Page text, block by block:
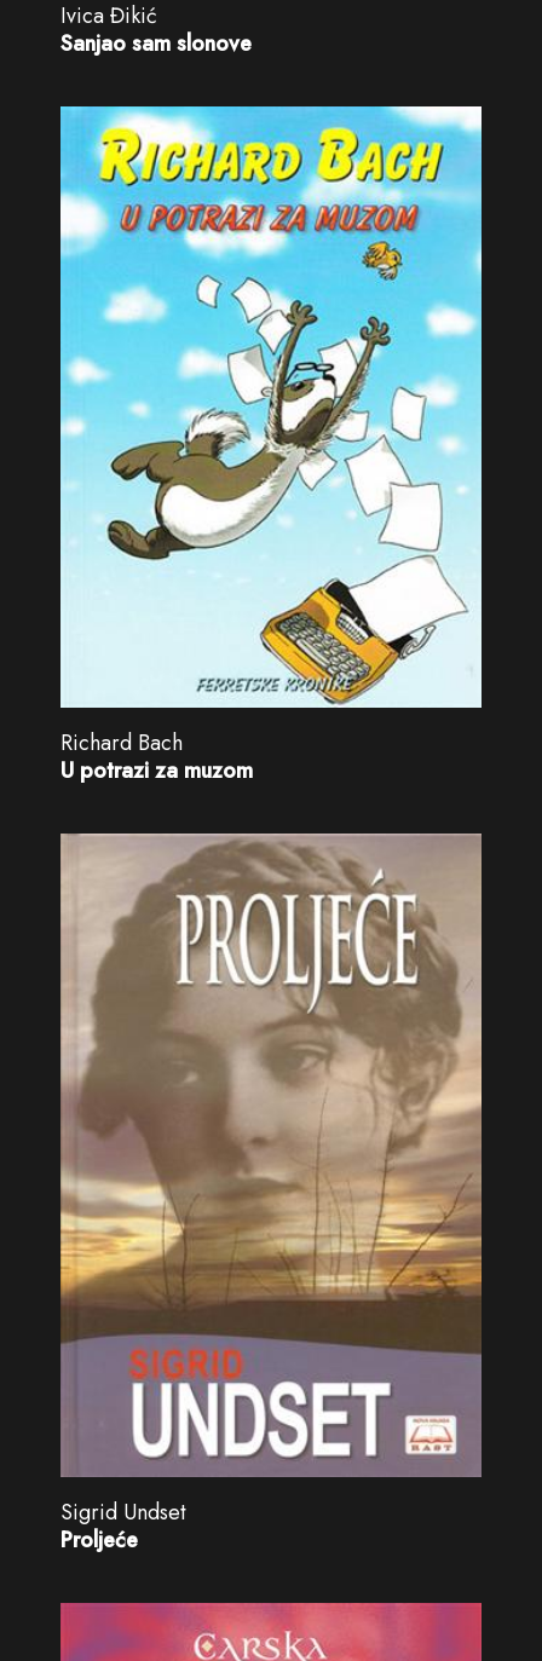
Ivica Đikić
Sanjao sam slonove
Richard Bach
U potrazi za muzom
Sigrid Undset
Proljeće